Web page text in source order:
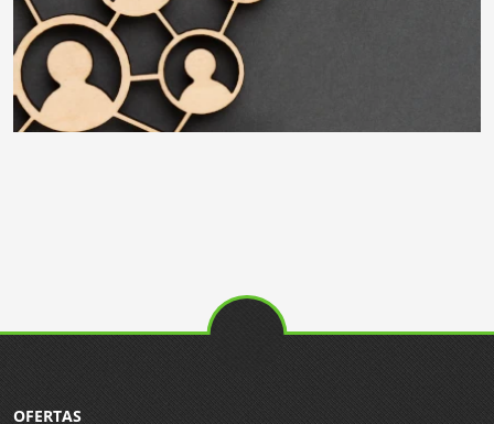
OFERTAS